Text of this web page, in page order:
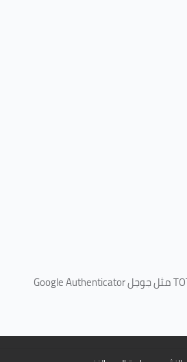
مثل جوجلGoogle Authenticator